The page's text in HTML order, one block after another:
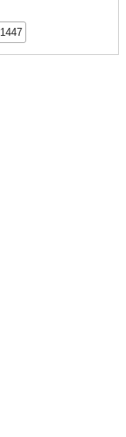
1447